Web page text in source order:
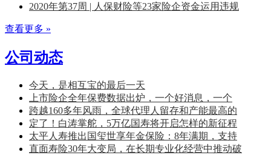
2020年第37周 | 人保财险等23家险企资金运用违规
查看更多 »
公司动态
今天，是相互宝的最后一天
上市险企全年保费数据出炉，一个好消息，一个
跨越160多年风雨，全球代理人留存和产能最高的
定了！白涛掌舵，5万亿国寿将开启怎样的新征程
太平人寿推出国玺世享年金保险：8年满期，支持
直面寿险30年大变局，在长期专业化经营中推动破